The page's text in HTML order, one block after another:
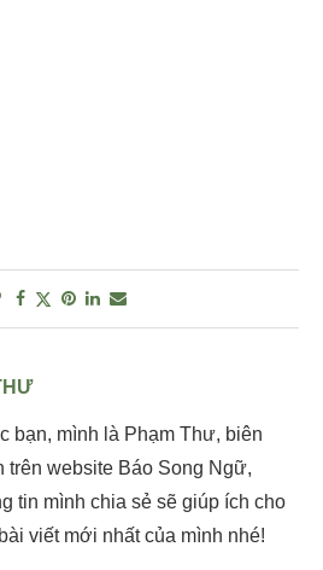
bạn, mình là Phạm Thư, biên
trên website Báo Song Ngữ,
tin mình chia sẻ sẽ giúp ích cho
viết mới nhất của mình nhé!